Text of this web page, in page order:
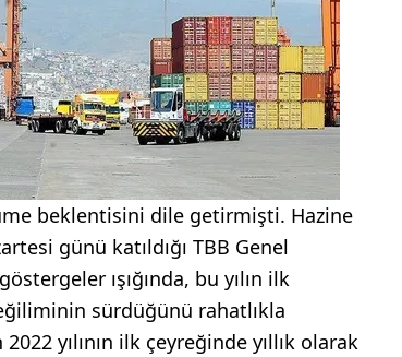
beklentisini dile getirmişti. Hazine
günü katıldığı TBB Genel
ışığında, bu yılın ilk
sürdüğünü rahatlıkla
yılının ilk çeyreğinde yıllık olarak